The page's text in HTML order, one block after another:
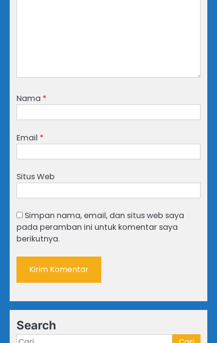
Nama *
Email *
Situs Web
Simpan nama, email, dan situs web saya
pada peramban ini untuk komentar saya
berikutnya.
Search
Cari